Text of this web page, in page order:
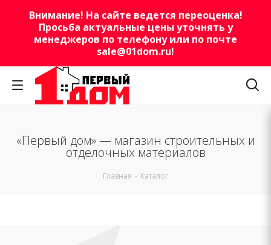
Внимание! На сайте ведется переоценка!
Просьба актуальные цены уточнять у
менеджеров по телефону или по почте
sale@01dom.ru!
«Первый дом» — магазин строительных и
отделочных материалов
Главная - Каталог